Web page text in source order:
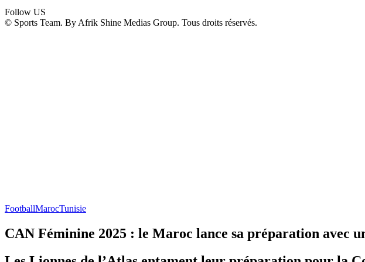
Follow US
© Sports Team. By Afrik Shine Medias Group. Tous droits réservés.
FootballMarocTunisie
CAN Féminine 2025 : le Maroc lance sa préparation avec